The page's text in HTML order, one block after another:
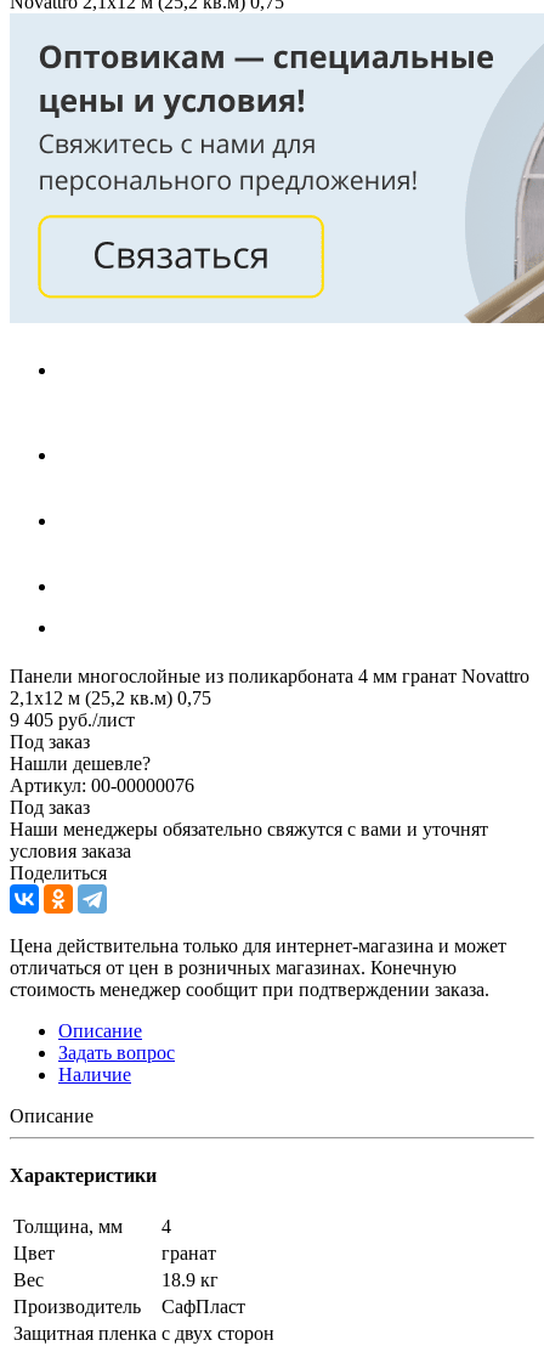
Панели многослойные из поликарбоната 4 мм гранат Novattro
2,1х12 м (25,2 кв.м) 0,75
9 405 руб./лист
Под заказ
Нашли дешевле?
Артикул: 00-00000076
Под заказ
Наши менеджеры обязательно свяжутся с вами и уточнят
условия заказа
Поделиться
Цена действительна только для интернет-магазина и может
отличаться от цен в розничных магазинах. Конечную
стоимость менеджер сообщит при подтверждении заказа.
Описание
Задать вопрос
Наличие
Описание
Характеристики
Толщина, мм
4
Цвет
гранат
Вес
18.9 кг
Производитель
СафПласт
Защитная пленка с двух сторон